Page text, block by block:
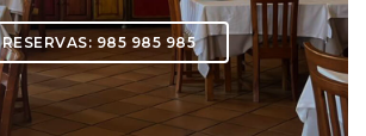
RESERVAS: 985 985 985